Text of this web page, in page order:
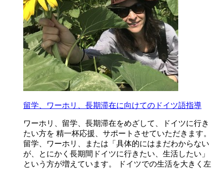
​留学、ワーホリ、長期滞在に向けてのドイツ語指導
ワーホリ、留学、長期滞在をめざして、ドイツに行き
たい方を 精一杯応援、サポートさせていただきます。 ​
留学、ワーホリ、または「具体的にはまだわからない
が、 ​とにかく長期間ドイツに行きたい、生活したい」
という方が増えています。 ドイツでの生活を大きく左